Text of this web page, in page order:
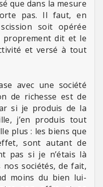
que dans la mesure
pas. Il faut, en
soit opérée
dit et le
et versé à tout
avec une société
de richesse est de
si je produis de la
j’en produis tout
plus : les biens que
sont autant de
pas si je n’étais là
sociétés, de fait,
moins du bien lui-